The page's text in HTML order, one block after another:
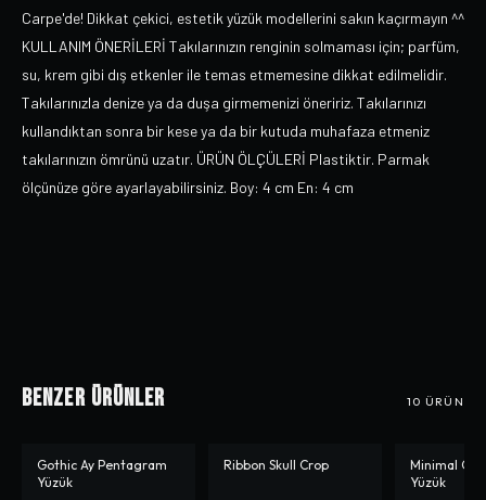
Carpe'de! Dikkat çekici, estetik yüzük modellerini sakın kaçırmayın ^^
KULLANIM ÖNERİLERİ Takılarınızın renginin solmaması için; parfüm,
su, krem gibi dış etkenler ile temas etmemesine dikkat edilmelidir.
Takılarınızla denize ya da duşa girmemenizi öneririz. Takılarınızı
kullandıktan sonra bir kese ya da bir kutuda muhafaza etmeniz
takılarınızın ömrünü uzatır. ÜRÜN ÖLÇÜLERİ Plastiktir. Parmak
ölçünüze göre ayarlayabilirsiniz. Boy: 4 cm En: 4 cm
Benzer Ürünler 10 ÜRÜN
Gothic Ay Pentagram
Yüzük
-%14
Ribbon Skull Crop
Minimal
Yüzük